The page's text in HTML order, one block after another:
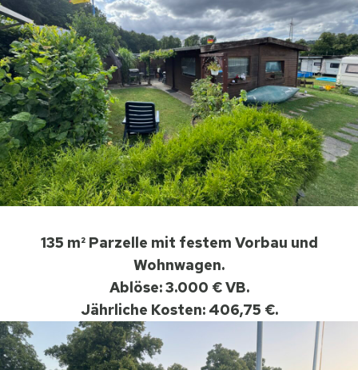
135 m² Parzelle mit festem Vorbau und
Wohnwagen.
Ablöse: 3.000 € VB.
Jährliche Kosten: 406,75 €.